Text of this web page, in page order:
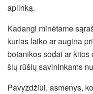
aplinką.
Kadangi minėtame
kurias laiko ar augina
botanikos sodai ar
šių rūšių savininkams
Pavyzdžiui, asmenys,